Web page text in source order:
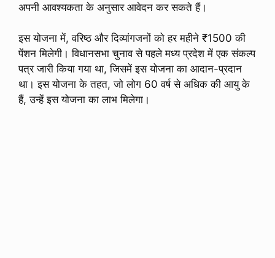
अपनी आवश्यकता के अनुसार आवेदन कर सकते हैं।
इस योजना में, वरिष्ठ और दिव्यांगजनों को हर महीने ₹1500 की
पेंशन मिलेगी। विधानसभा चुनाव से पहले मध्य प्रदेश में एक संकल्प
पत्र जारी किया गया था, जिसमें इस योजना का आदान-प्रदान
था। इस योजना के तहत, जो लोग 60 वर्ष से अधिक की आयु के
हैं, उन्हें इस योजना का लाभ मिलेगा।